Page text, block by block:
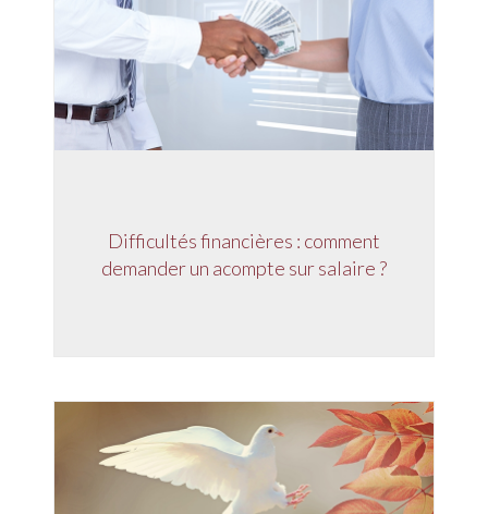
Difficultés financières : comment
demander un acompte sur salaire ?